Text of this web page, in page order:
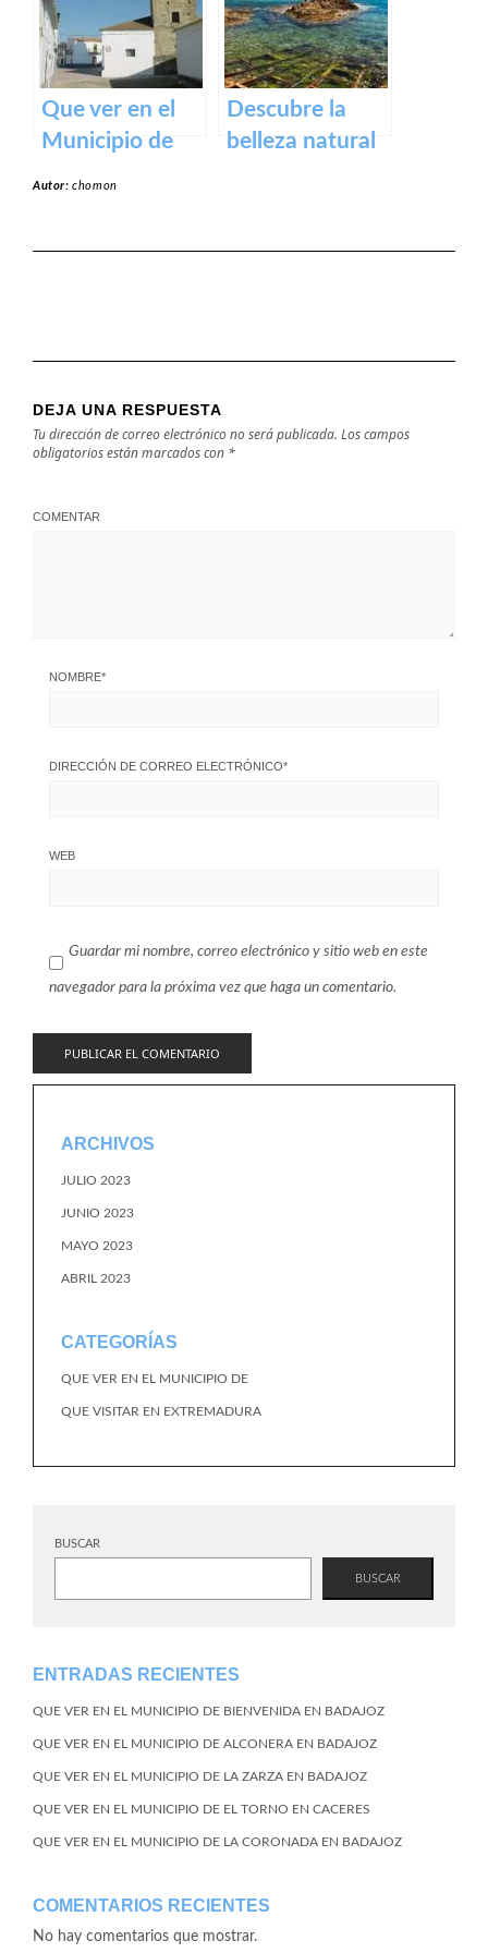
y actividades al
aire libre
Que ver en el
Municipio de
Descubre la
belleza natural
Autor:chomon
DEJA UNA RESPUESTA
Tu dirección de correo electrónico no será publicada. Los campos
obligatorios están marcados con *
COMENTAR
NOMBRE*
DIRECCIÓN DE CORREO ELECTRÓNICO*
WEB
Guardar mi nombre, correo electrónico y sitio web en este
navegador para la próxima vez que haga un comentario.
ARCHIVOS
JULIO 2023
JUNIO 2023
MAYO 2023
ABRIL 2023
CATEGORÍAS
QUE VER EN EL MUNICIPIO DE
QUE VISITAR EN EXTREMADURA
BUSCAR
BUSCAR
ENTRADAS RECIENTES
QUE VER EN EL MUNICIPIO DE BIENVENIDA EN BADAJOZ
QUE VER EN EL MUNICIPIO DE ALCONERA EN BADAJOZ
QUE VER EN EL MUNICIPIO DE LA ZARZA EN BADAJOZ
QUE VER EN EL MUNICIPIO DE EL TORNO EN CACERES
QUE VER EN EL MUNICIPIO DE LA CORONADA EN BADAJOZ
COMENTARIOS RECIENTES
No hay comentarios que mostrar.